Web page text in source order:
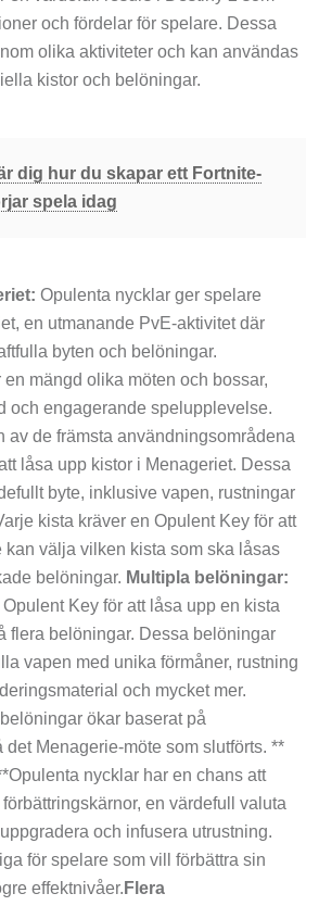
och fördelar för spelare. Dessa
olika aktiviteter och kan användas
kistor och belöningar.
dig hur du skapar ett Fortnite-
spela idag
Opulenta nycklar ger spelare
en utmanande PvE-aktivitet där
byten och belöningar.
mängd olika möten och bossar,
och engagerande spelupplevelse.
av de främsta användningsområdena
låsa upp kistor i Menageriet. Dessa
byte, inklusive vapen, rustningar
kista kräver en Opulent Key för att
kan välja vilken kista som ska låsas
belöningar. Multipla belöningar:
Key för att låsa upp en kista
flera belöningar. Dessa belöningar
vapen med unika förmåner, rustning
och mycket mer.
ökar baserat på
det Menagerie-möte som slutförts. **
nycklar har en chans att
en värdefull valuta
och infusera utrustning.
för spelare som vill förbättra sin
effektnivåer. Flera